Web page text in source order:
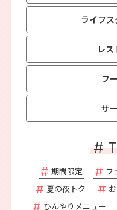
ライフス
レ
フ
サ
#
期間限定 フ
夏の夜トク
ひんやりメニュー